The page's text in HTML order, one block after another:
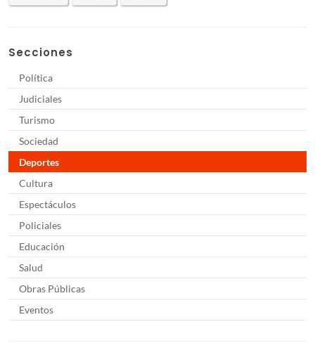
Secciones
Política
Judiciales
Turismo
Sociedad
Deportes
Cultura
Espectáculos
Policiales
Educación
Salud
Obras Públicas
Eventos